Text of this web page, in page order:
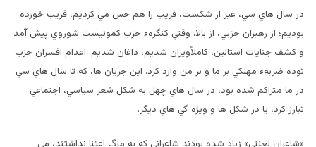
در سال هاي سي، غير از شکست، فريب را هم حس مي کرديم، فريب خورده
بوديم؛ از رهبران حزبي، از بالا. وقتي کنگرهء حزب کمونيست شوروي پيش آمد
و کشف جنايات استالين، کاملاًويران شديم، داغان شديم. اعدام افسران حزب
توده ضربهء مهلکي بر ما و بر من وارد کرد. اين جريان ها، که تا سال هاي سي
در ما متراکم شده بود، در سال هاي چهل به شکل شعر سياسي، اجتماعي
تبارز کرد، يا در شکل ها و ويژه گي هاي ديگر.
«شاعران لعنتي» زياد شده بودند شاعراني که به مرگ اعتنا نداشتند، مي